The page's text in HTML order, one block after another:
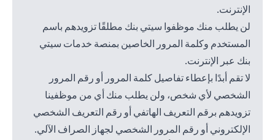
الإنترنت.
لن يطلب منك موظفوا سيتي بنك مطلقًا تزويدهم باسم
المستخدم وكلمة المرور الخاصين بمنصة خدمات سيتي
بنك عبر الإنترنت.
لا تقم أبدًا بإعطاء تفاصيل كلمة المرور أو رقم المرور
الشخصي لأي شخص، ولن يطلب منك أي من موظفينا
تزويدهم برقم التعريف الهاتفي أو رقم التعريف الشخصي
الإلكتروني أو رقم المرور الشخصي لجهاز الصراف الآلي.